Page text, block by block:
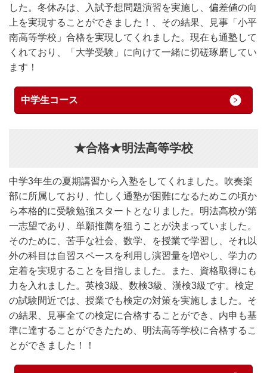
した。冬休みは、入試予想問題演習を実施し、偏差値の向
上を実現することができました！、その結果、見事「小平
南高等学校」合格を実現してくれました。現在も通塾して
くれており、「大学受験」に向けて一緒に切磋琢磨してい
ます！
中学生コース
★合格★明法高等学校
中学3年生の夏期講習から入塾をしてくれました。吹奏楽
部に所属しており、忙しく通塾が困難になるためこの頃か
ら本格的に受験勉強スタートとなりました。明法高校が第
一志望であり、単願推薦を狙うことが決まっていました。
そのために、苦手な社会、数学、を授業で学習し、それ以
外の科目は自習スペースを利用し演習量を増やし、学力の
定着を実現することを目指しました。また、資格取得にも
力を入れました。英検3級、数検3級、漢検3級です。検定
の試験間近では、授業でも検定の対策を実施しました。そ
の結果、見事全ての検定に合格することができ、内申も基
準に達することができたため、明法高等学校に合格するこ
とができました！！